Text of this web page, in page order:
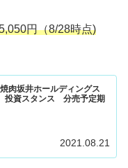
円（8/28時点)
肉坂井ホールディングス
投資スタンス 分売予定期
2021.08.21